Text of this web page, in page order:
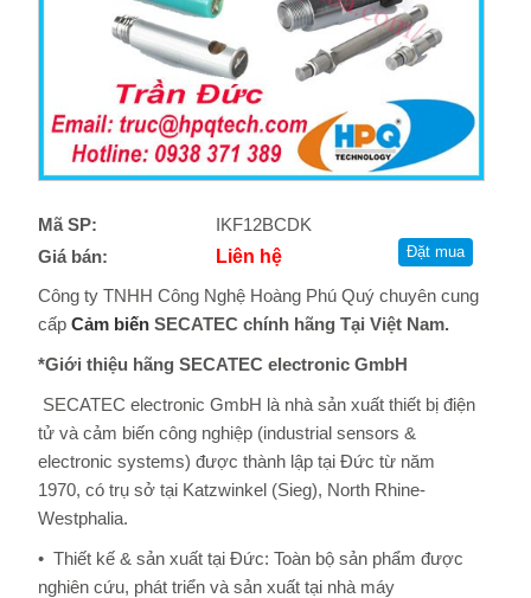
Mã SP:
IKF12BCDK
Giá bán:
Liên hệ
Công ty TNHH Công Nghệ Hoàng Phú Quý chuyên cung
cấp Cảm biếnSECATEC chính hãng Tại Việt Nam.
*Giới thiệu hãng SECATEC electronic GmbH
SECATEC electronic GmbH là nhà sản xuất thiết bị điện
tử và cảm biến công nghiệp (industrial sensors &
electronic systems) được thành lập tại Đức từ năm
1970, có trụ sở tại Katzwinkel (Sieg), North Rhine-
Westphalia.
• Thiết kế & sản xuất tại Đức: Toàn bộ sản phẩm được
nghiên cứu, phát triển và sản xuất tại nhà máy